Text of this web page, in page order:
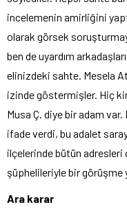
incelemenin amirliğini
olarak görsek
ben de uyardım
elinizdeki sahte. Mesela
izinde göstermişler. Hiç
Musa Ç. diye bir adam
ifade verdi, bu adalet
ilçelerinde bütün adresleri
şüphelileriyle bir görüşme
Ara karar